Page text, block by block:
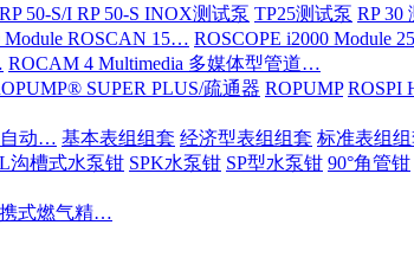
RP 50-S/I RP 50-S INOX测试泵 TP25测试泵 RP 30
Module ROSCAN 15… ROSCOPE i2000 Module
ROCAM 4 Multimedia 多媒体型管道…
SUPER PLUS/疏通器 ROPUMP ROSPI
自动… 基本表组组套 经济型表组组套 标准表组组
沟槽式水泵钳 SPK水泵钳 SP型水泵钳 90°角管钳
携式燃气精…